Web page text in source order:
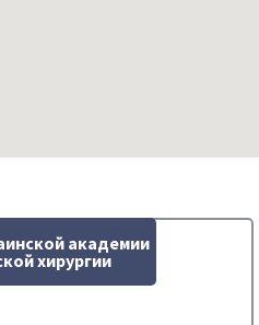
академии
хирургии